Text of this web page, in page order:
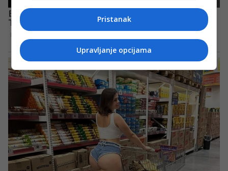
Pristanak
Upravljanje opcijama